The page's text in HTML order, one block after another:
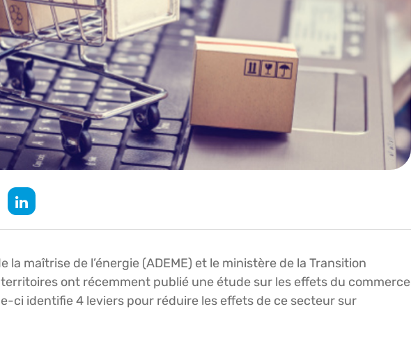
la maîtrise de l’énergie (ADEME) et le ministère de la Transition
ont récemment publié une étude sur les effets du commerce
ci identifie 4 leviers pour réduire les effets de ce secteur sur